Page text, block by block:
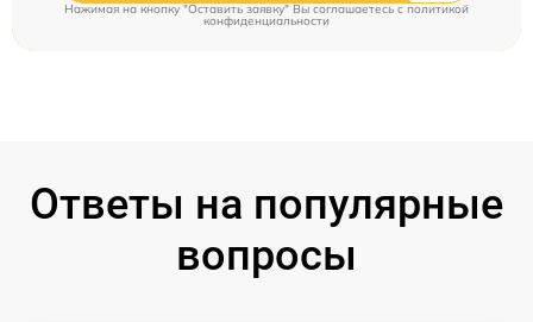
Нажимая на кнопку "Оставить заявку" Вы соглашаетесь cполитикой
конфиденциальности
Ответы на популярные
вопросы